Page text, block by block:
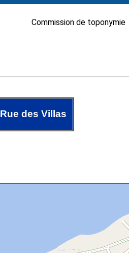
Commission de toponymie
Rue des Villas